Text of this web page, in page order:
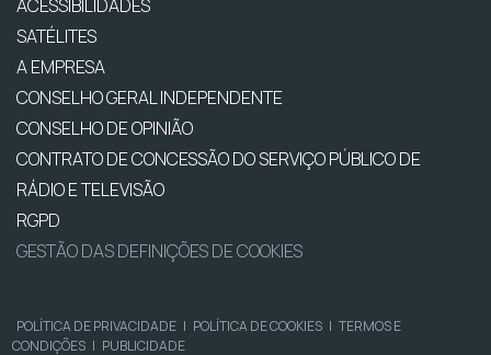
ACESSIBILIDADES
SATÉLITES
A EMPRESA
CONSELHO GERAL INDEPENDENTE
CONSELHO DE OPINIÃO
CONTRATO DE CONCESSÃO DO SERVIÇO PÚBLICO DE
RÁDIO E TELEVISÃO
RGPD
GESTÃO DAS DEFINIÇÕES DE COOKIES
POLÍTICA DE PRIVACIDADE | POLÍTICA DE COOKIES | TERMOS E
CONDIÇÕES | PUBLICIDADE